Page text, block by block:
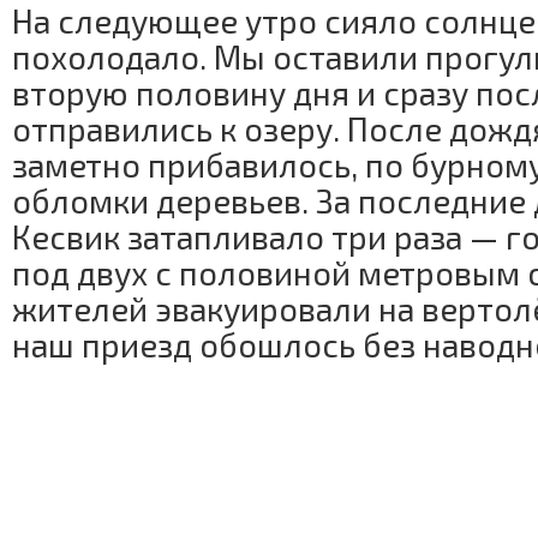
На следующее утро сияло
похолодало. Мы оставили
вторую половину дня и сразу
отправились к озеру. После
заметно прибавилось, по
обломки деревьев. За последние
Кесвик затапливало три раза —
под двух с половиной метровым
жителей эвакуировали на
наш приезд обошлось без